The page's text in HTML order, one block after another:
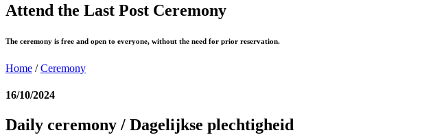
Attend the Last Post Ceremony
The ceremony is free and open to everyone, without the need for prior reservation.
Home /Ceremony
16/10/2024
Daily ceremony / Dagelijkse plechtigheid